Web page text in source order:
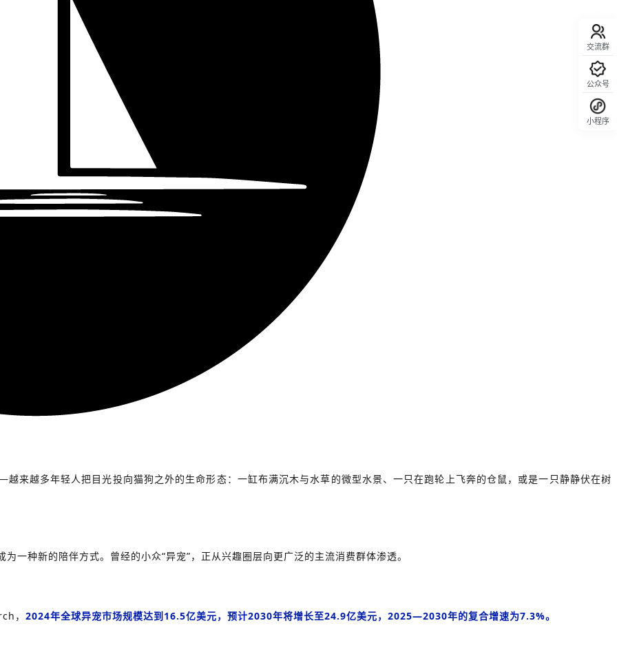
越多年轻人把目光投向猫狗之外的生命形态：一缸布满沉木与水草的微型水景、一只在跑轮上飞奔的仓鼠，或是一只静静伏在树
一种新的陪伴方式。曾经的小众“异宠”，正从兴趣圈层向更广泛的主流消费群体渗透。
， 2024年全球异宠市场规模达到16.5亿美元，预计2030年将增长至24.9亿美元，2025—2030年的复合增速为7.3%。
交流群
公众号
小程序